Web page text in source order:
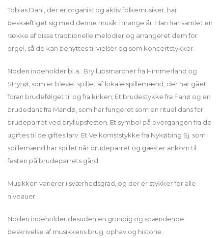
Tobias Dahl, der er organist og aktiv folkemusiker, har
beskæftiget sig med denne musik i mange år. Han har samlet en
række af disse traditionelle melodier og arrangeret dem for
orgel, så de kan benyttes til vielser og som koncertstykker.
Noden indeholder bl.a.: Bryllupsmarcher fra Himmerland og
Strynø, som er blevet spillet af lokale spillemænd, der har gået
foran brudefølget til og fra kirken; Et brudestykke fra Fanø og en
brudedans fra Mandø, som har fungeret som en rituel dans for
brudeparret ved bryllupsfesten. Et symbol på overgangen fra de
ugiftes til de giftes larv; Et Velkomststykke fra Nykøbing Sj. som
spillemænd har spillet når brudeparret og gæster ankom til
festen på brudeparrets gård.
Musikken varierer i sværhedsgrad, og der er stykker for alle
niveauer.
Noden indeholder desuden en grundig og spændende
beskrivelse af musikkens brug, ophav og historie.